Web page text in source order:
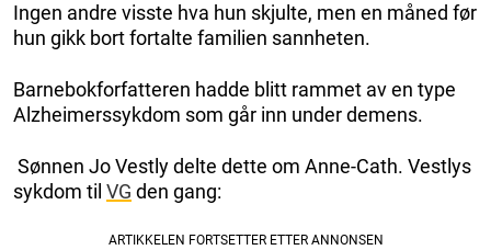
Ingen andre visste hva hun skjulte, men en måned før
hun gikk bort fortalte familien sannheten.
Barnebokforfatteren hadde blitt rammet av en type
Alzheimerssykdom som går inn under demens.
Sønnen Jo Vestly delte dette om Anne-Cath. Vestlys
sykdom til VG den gang: